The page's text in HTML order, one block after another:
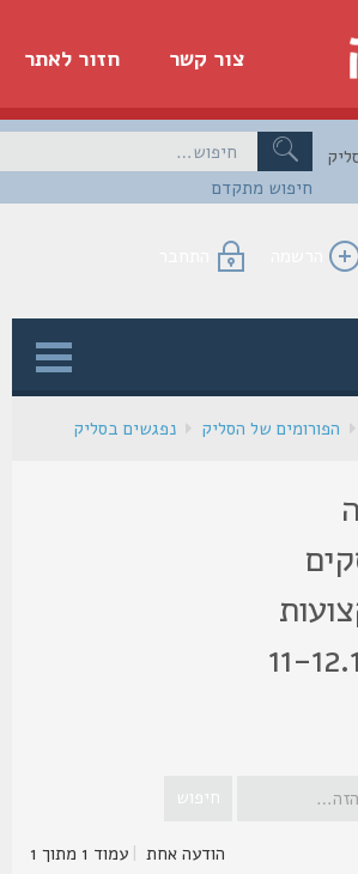
חזור לאתר צור קשר
חיפוש מתקדם
הרשמה התחבר
של הסליק נפגשים בסליק
הודעה אחת |עמוד1מתוך1